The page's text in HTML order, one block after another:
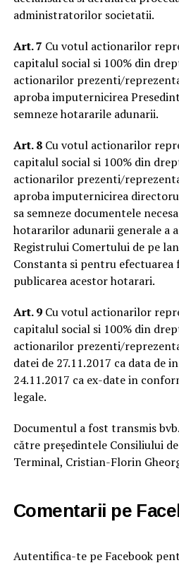
administratorilor societatii.
Art. 7 Cu votul actionarilor
capitalul social si 100% din
actionarilor prezenti/
aproba imputernicirea
semneze hotararile adunarii.
Art. 8Cu votul actionarilor
capitalul social si 100% din
actionarilor prezenti/
aproba imputernicirea
sa semneze documentele
hotararilor adunarii generale a
Registrului Comertului de pe
Constanta si pentru
publicarea acestor hotarari.
Art. 9Cu votul actionarilor
capitalul social si 100% din
actionarilor prezenti/
datei de 27.11.2017 ca data de
24.11.2017 ca ex-date in
legale.
Documentul a fost transmis
către președintele Consiliului
Terminal, Cristian-Florin
Comentarii pe
Autentifica-te pe Facebook